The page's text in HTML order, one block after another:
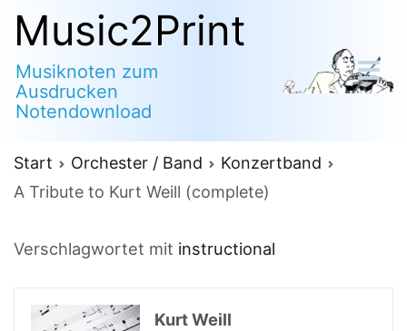
Zum
Inhalt
springen
Music2Print
Musiknoten zum
Ausdrucken
Notendownload
Start Orchester / Band
Konzertband
A Tribute to Kurt Weill (complete)
Verschlagwortet mit instructional
Kurt Weill